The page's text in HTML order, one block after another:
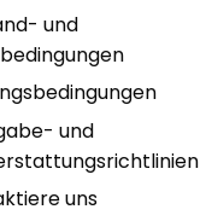
und
und
uns